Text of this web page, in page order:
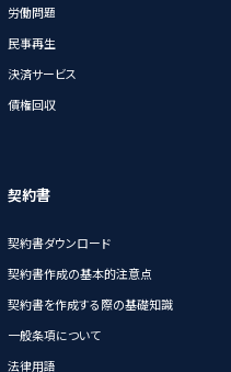
労働問題
民事再生
決済サービス
債権回収
契約書
契約書ダウンロード
契約書作成の基本的注意点
契約書を作成する際の基礎知識
一般条項について
法律用語